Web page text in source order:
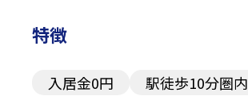
特徴
入居金0円 駅徒歩10分圏内